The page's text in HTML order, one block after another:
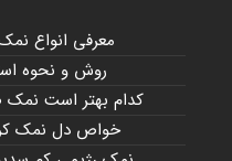
معرفی انواع
روش و نحوه
کدام بهتر است نمک
خواص دل نمک